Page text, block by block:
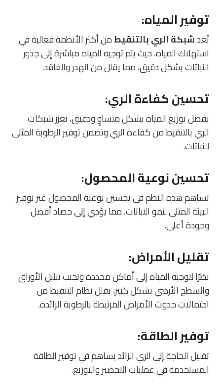
توفير المياه:
تُعدشبكة الري بالتنقيطمن أكثر الأنظمة فعالية في
استهلاك المياه، حيث يتم توجيه المياه مباشرة إلى جذور
النباتات بشكل دقيق، مما يقلل من الهدر والفاقد.
تحسين كفاءة الري:
بفضل توزيع المياه بشكل متساوٍ ودقيق، تعزز شبكات
الري بالتنقيط من كفاءة الري وتضمن توفير الرطوبة المثلى
للنباتات.
تحسين نوعية المحصول:
تساهم هذه النظم في تحسين نوعية المحصول عبر توفير
البيئة المثلى لنمو النباتات، مما يؤدي إلى حصاد أفضل
وجودة أعلى.
تقليل الأمراض:
نظرًا لتوجيه المياه إلى أماكن محددة وتجنب تبليل الأوراق
والسطح الأرضي بشكل كبير، يقلل نظام التنقيط من
احتمالات حدوث الأمراض المرتبطة بالرطوبة الزائدة.
توفير الطاقة:
تقليل الحاجة إلى الري الزائد يساهم في توفير الطاقة
المستخدمة في عمليات التحضير والتوزيع.